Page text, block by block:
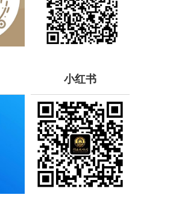
小红书